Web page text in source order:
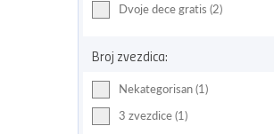
Dvoje dece gratis (2)
Broj zvezdica:
Nekategorisan (1)
3 zvezdice (1)